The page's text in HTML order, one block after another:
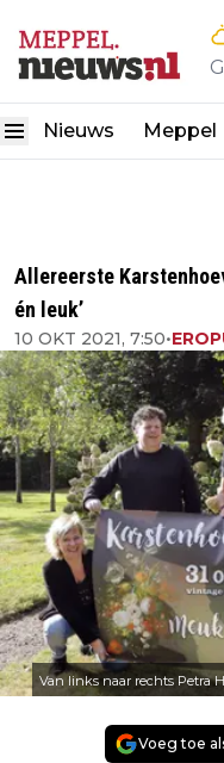
Nieuws Meppel
Allereerste
én leuk’
10 OKT 2021, 7:50•
Van links naar rechts Petra
Voeg toe